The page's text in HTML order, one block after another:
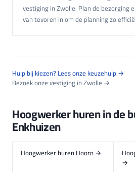
vestiging in Zwolle. Plan de bezorging
van tevoren in om de planning zo
Hulp bij kiezen? Lees onze keuzehulp →
Bezoek onze vestiging in Zwolle →
Hoogwerker huren in de
Enkhuizen
Hoogwerker huren Hoorn →
→